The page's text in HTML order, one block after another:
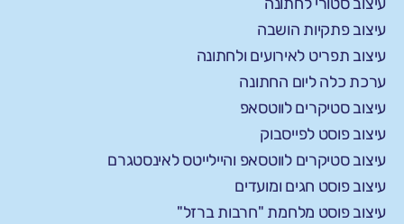
עיצוב פתקיות הושבה
עיצוב תפריט לאירועים ולחתונה
ערכת כלה ליום החתונה
עיצוב סטיקרים לווטסאפ
עיצוב פוסט לפייסבוק
עיצוב סטיקרים לווטסאפ והיילייטס לאינסטגרם
עיצוב פוסט חגים ומועדים
עיצוב פוסט מלחמת "חרבות ברזל"